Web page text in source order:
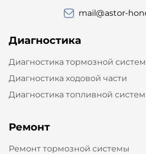
mail@astor-
Диагностика
Диагностика тормозной
Диагностика ходовой части
Диагностика топливной
Ремонт
Ремонт тормозной системы